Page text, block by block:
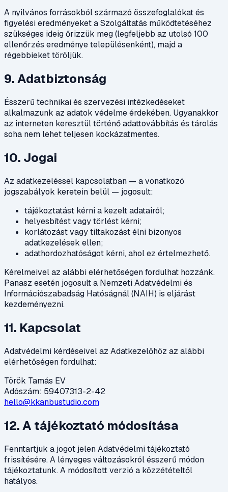
A nyilvános forrásokból származó összefoglalókat és
figyelési eredményeket a Szolgáltatás működtetéséhez
szükséges ideig őrizzük meg (legfeljebb az utolsó 100
ellenőrzés eredménye településenként), majd a
régebbieket töröljük.
9. Adatbiztonság
Ésszerű technikai és szervezési intézkedéseket
alkalmazunk az adatok védelme érdekében. Ugyanakkor
az interneten keresztül történő adattovábbítás és tárolás
soha nem lehet teljesen kockázatmentes.
10. Jogai
Az adatkezeléssel kapcsolatban — a vonatkozó
jogszabályok keretein belül — jogosult:
tájékoztatást kérni a kezelt adatairól;
helyesbítést vagy törlést kérni;
korlátozást vagy tiltakozást élni bizonyos
adatkezelések ellen;
adathordozhatóságot kérni, ahol ez értelmezhető.
Kérelmeivel az alábbi elérhetőségen fordulhat hozzánk.
Panasz esetén jogosult a Nemzeti Adatvédelmi és
Információszabadság Hatóságnál (NAIH) is eljárást
kezdeményezni.
11. Kapcsolat
Adatvédelmi kérdéseivel az Adatkezelőhöz az alábbi
elérhetőségen fordulhat:
Török Tamás EV
Adószám: 59407313-2-42
hello@kkanbustudio.com
12. A tájékoztató módosítása
Fenntartjuk a jogot jelen Adatvédelmi tájékoztató
frissítésére. A lényeges változásokról ésszerű módon
tájékoztatunk. A módosított verzió a közzétételtől
hatályos.